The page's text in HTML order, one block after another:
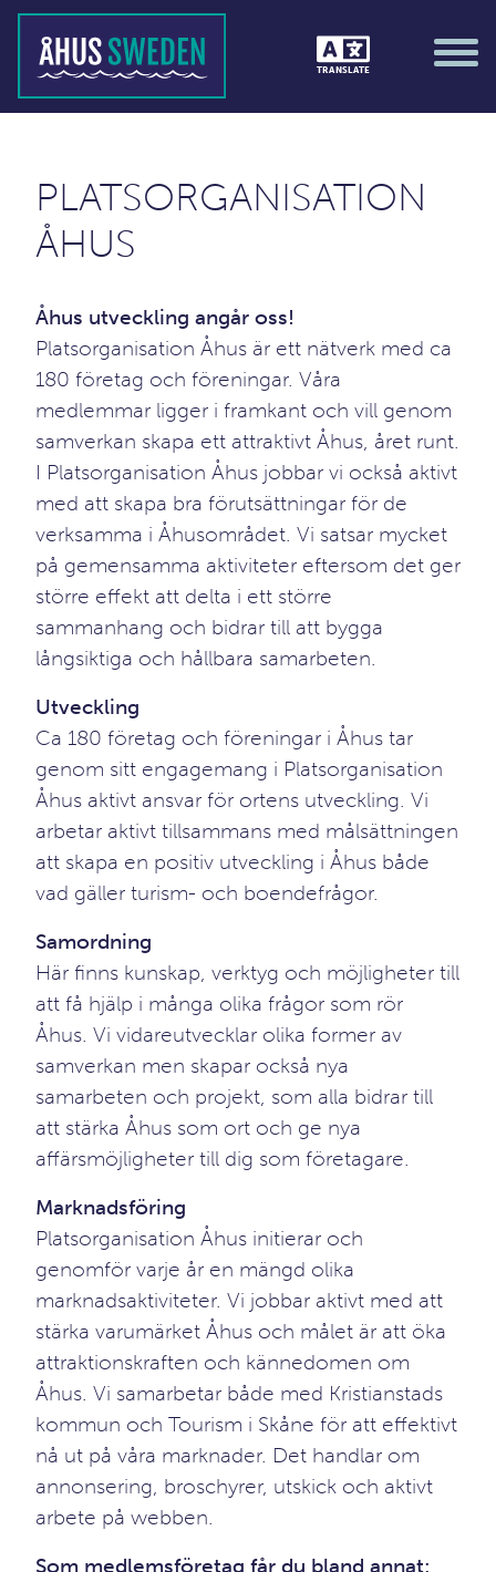
TRANSLATE
PLATSORGANISATION
ÅHUS
Åhus utveckling angår oss!
Platsorganisation Åhus är ett nätverk med ca
180 företag och föreningar. Våra
medlemmar ligger i framkant och vill genom
samverkan skapa ett attraktivt Åhus, året runt.
I Platsorganisation Åhus jobbar vi också aktivt
med att skapa bra förutsättningar för de
verksamma i Åhusområdet. Vi satsar mycket
på gemensamma aktiviteter eftersom det ger
större effekt att delta i ett större
sammanhang och bidrar till att bygga
långsiktiga och hållbara samarbeten.
Utveckling
Ca 180 företag och föreningar i Åhus tar
genom sitt engagemang i Platsorganisation
Åhus aktivt ansvar för ortens utveckling. Vi
arbetar aktivt tillsammans med målsättningen
att skapa en positiv utveckling i Åhus både
vad gäller turism- och boendefrågor.
Samordning
Här finns kunskap, verktyg och möjligheter till
att få hjälp i många olika frågor som rör
Åhus. Vi vidareutvecklar olika former av
samverkan men skapar också nya
samarbeten och projekt, som alla bidrar till
att stärka Åhus som ort och ge nya
affärsmöjligheter till dig som företagare.
Marknadsföring
Platsorganisation Åhus initierar och
genomför varje år en mängd olika
marknadsaktiviteter. Vi jobbar aktivt med att
stärka varumärket Åhus och målet är att öka
attraktionskraften och kännedomen om
Åhus. Vi samarbetar både med Kristianstads
kommun och Tourism i Skåne för att effektivt
nå ut på våra marknader. Det handlar om
annonsering, broschyrer, utskick och aktivt
arbete på webben.
Som medlemsföretag får du bland annat: